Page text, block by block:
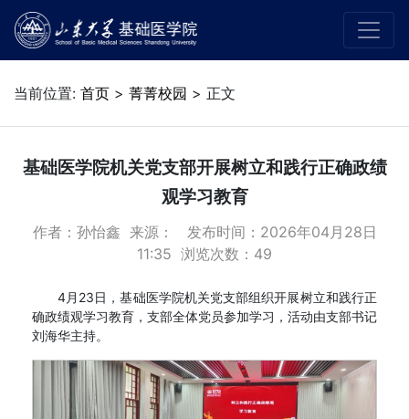
当前位置: 首页 > 菁菁校园 > 正文
基础医学院机关党支部开展树立和践行正确政绩
观学习教育
作者：孙怡鑫 来源： 发布时间：2026年04月28日
11:35 浏览次数： 49
4月23日，基础医学院机关党支部组织开展树立和践行正
确政绩观学习教育，支部全体党员参加学习，活动由支部书记
刘海华主持。